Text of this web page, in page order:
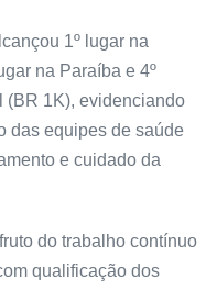
1º lugar na
na Paraíba e 4º
(BR 1K), evidenciando
das equipes de saúde
e cuidado da
do trabalho contínuo
qualificação dos